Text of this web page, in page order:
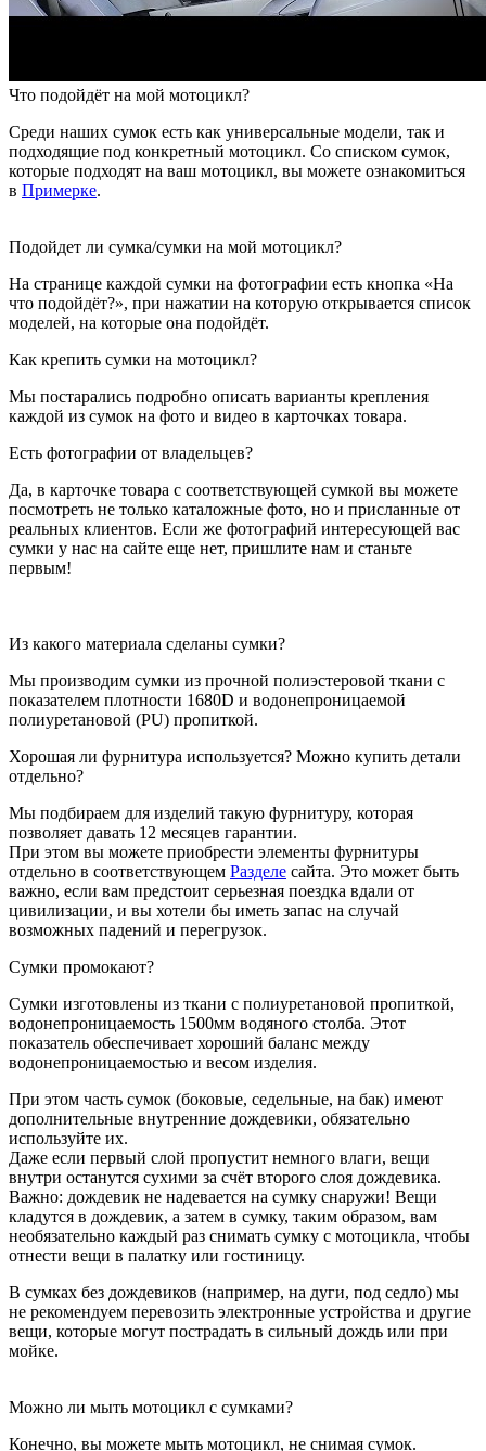
Что подойдёт на мой мотоцикл?
Среди наших сумок есть как универсальные модели, так и
подходящие под конкретный мотоцикл. Со списком сумок,
которые подходят на ваш мотоцикл, вы можете ознакомиться
в Примерке.
Подойдет ли сумка/сумки на мой мотоцикл?
На странице каждой сумки на фотографии есть кнопка «На
что подойдёт?», при нажатии на которую открывается список
моделей, на которые она подойдёт.
Как крепить сумки на мотоцикл?
Мы постарались подробно описать варианты крепления
каждой из сумок на фото и видео в карточках товара.
Есть фотографии от владельцев?
Да, в карточке товара с соответствующей сумкой вы можете
посмотреть не только каталожные фото, но и присланные от
реальных клиентов. Если же фотографий интересующей вас
сумки у нас на сайте еще нет, пришлите нам и станьте
первым!
Из какого материала сделаны сумки?
Мы производим сумки из прочной полиэстеровой ткани с
показателем плотности 1680D и водонепроницаемой
полиуретановой (PU) пропиткой.
Хорошая ли фурнитура используется? Можно купить детали
отдельно?
Мы подбираем для изделий такую фурнитуру, которая
позволяет давать 12 месяцев гарантии.
При этом вы можете приобрести элементы фурнитуры
отдельно в соответствующем Разделе сайта. Это может быть
важно, если вам предстоит серьезная поездка вдали от
цивилизации, и вы хотели бы иметь запас на случай
возможных падений и перегрузок.
Сумки промокают?
Сумки изготовлены из ткани с полиуретановой пропиткой,
водонепроницаемость 1500мм водяного столба. Этот
показатель обеспечивает хороший баланс между
водонепроницаемостью и весом изделия.
При этом часть сумок (боковые, седельные, на бак) имеют
дополнительные внутренние дождевики, обязательно
используйте их.
Даже если первый слой пропустит немного влаги, вещи
внутри останутся сухими за счёт второго слоя дождевика.
Важно: дождевик не надевается на сумку снаружи! Вещи
кладутся в дождевик, а затем в сумку, таким образом, вам
необязательно каждый раз снимать сумку с мотоцикла, чтобы
отнести вещи в палатку или гостиницу.
В сумках без дождевиков (например, на дуги, под седло) мы
не рекомендуем перевозить электронные устройства и другие
вещи, которые могут пострадать в сильный дождь или при
мойке.
Можно ли мыть мотоцикл с сумками?
Конечно, вы можете мыть мотоцикл, не снимая сумок.